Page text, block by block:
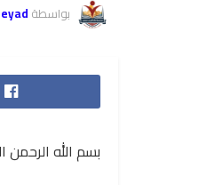
بواسطة
بسم الله الرحمن